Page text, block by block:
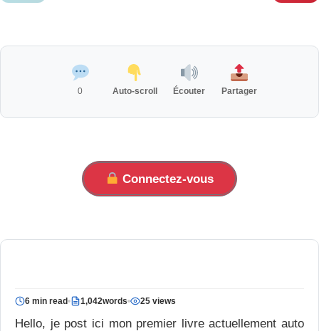
0 Auto-scroll Écouter Partager
Connectez-vous
6 min read 1,042words 25 views
Hello, je post ici mon premier livre actuellement auto